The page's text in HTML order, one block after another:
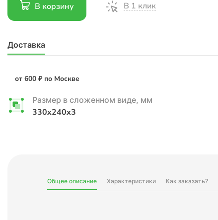
В корзину В 1 клик
Доставка
от 600 ₽ по Москве
Размер в сложенном виде, мм
330x240x3
Общее описание Характеристики Как заказать?